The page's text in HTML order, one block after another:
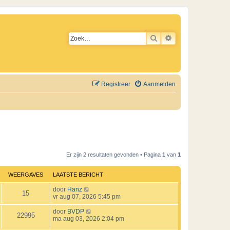
ZOEKUITGEBREID
Aanmelden
Registreer
Er zijn 2 resultaten gevonden • Pagina 1 van 1
WEERGAVES LAATSTE BERICHT
15W
L
a
a
t
s
door Hanz
vr aug 07, 2026 5:45 pm
22995W
L
a
door BVDP
ma aug 03, 2026 2:04 pm